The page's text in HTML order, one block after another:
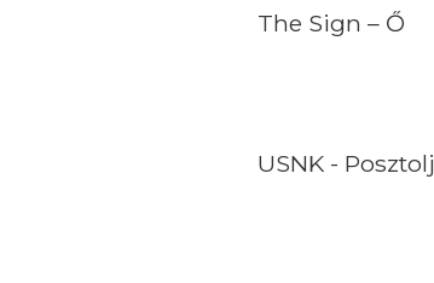
The Sign – Ő
USNK - Posztolj